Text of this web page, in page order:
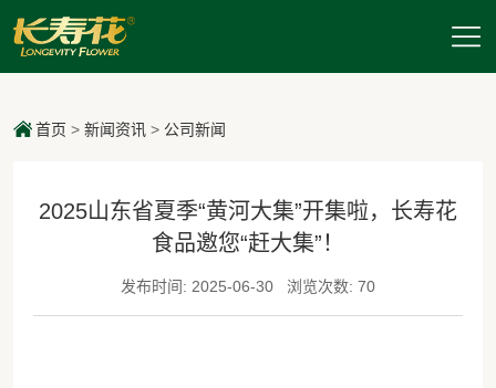
首页 > 新闻资讯> 公司新闻
2025山东省夏季“黄河大集”开集啦，长寿花
食品邀您“赶大集”！
发布时间: 2025-06-30 浏览次数: 70